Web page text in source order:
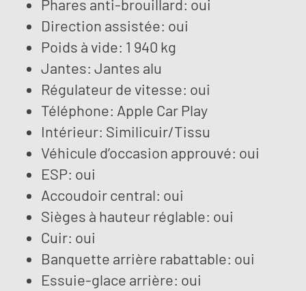
Phares anti-brouillard: oui
Direction assistée: oui
Poids à vide: 1 940 kg
Jantes: Jantes alu
Régulateur de vitesse: oui
Téléphone: Apple Car Play
Intérieur: Similicuir/Tissu
Véhicule d’occasion approuvé: oui
ESP: oui
Accoudoir central: oui
Sièges à hauteur réglable: oui
Cuir: oui
Banquette arrière rabattable: oui
Essuie-glace arrière: oui